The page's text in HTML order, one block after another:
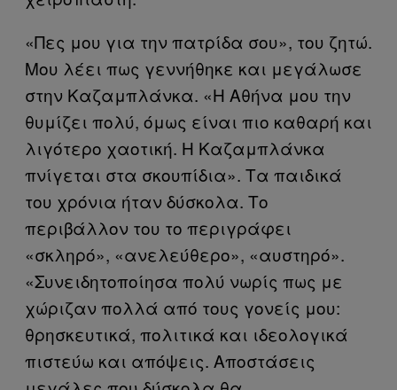
«Πες μου για την πατρίδα σου», του ζητώ.
Μου λέει πως γεννήθηκε και μεγάλωσε
στην Καζαμπλάνκα. «Η Αθήνα μου την
θυμίζει πολύ, όμως είναι πιο καθαρή και
λιγότερο χαοτική. Η Καζαμπλάνκα
πνίγεται στα σκουπίδια». Τα παιδικά
του χρόνια ήταν δύσκολα. Το
περιβάλλον του το περιγράφει
«σκληρό», «ανελεύθερο», «αυστηρό».
«Συνειδητοποίησα πολύ νωρίς πως με
χώριζαν πολλά από τους γονείς μου:
θρησκευτικά, πολιτικά και ιδεολογικά
πιστεύω και απόψεις. Αποστάσεις